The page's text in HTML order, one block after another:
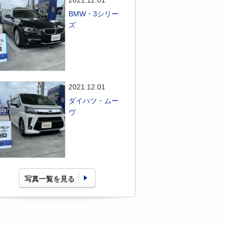
BMW・3シリー
ズ
2021.12.01
ダイハツ・ムー
ヴ
写真一覧を見る